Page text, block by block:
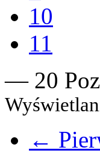
10
11
— 20
←